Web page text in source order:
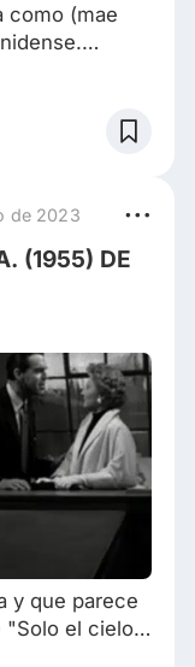
como (mae
,los angeles,
a los
de 2023
(1955) DE
y que parece
"Solo el cielo